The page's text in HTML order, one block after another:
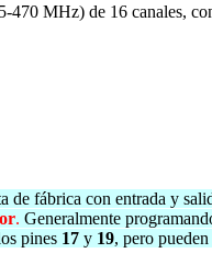
MHz) de 16 canales,
de fábrica con entrada y
. Generalmente
pines 17 y 19, pero